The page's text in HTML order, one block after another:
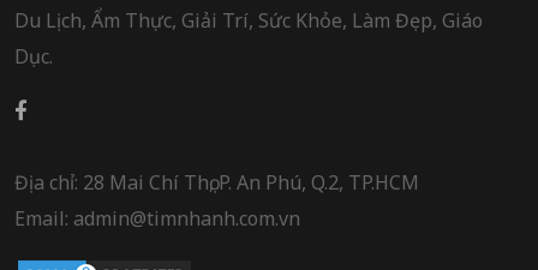
Du Lịch, Ẩm Thực, Giải Trí, Sức Khỏe, Làm Đẹp, Giáo
Dục.
Địa chỉ: 28 Mai Chí Thọ, P. An Phú, Q.2, TP.HCM
Email: admin@timnhanh.com.vn